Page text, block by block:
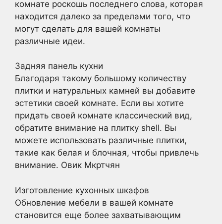
комнате роскошь последнего слова, которая
находится далеко за пределами того, что
могут сделать для вашей комнаты
различные идеи.
Задняя панель кухни
Благодаря такому большому количеству
плитки и натуральных камней вы добавите
эстетики своей комнате. Если вы хотите
придать своей комнате классический вид,
обратите внимание на плитку shell. Вы
можете использовать различные плитки,
такие как белая и блочная, чтобы привлечь
внимание. Овик Мкртчян
Изготовление кухонных шкафов
Обновление мебели в вашей комнате
становится еще более захватывающим